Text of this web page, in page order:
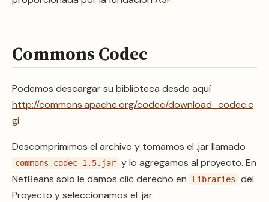
Commons Codec
Podemos descargar su biblioteca desde aquí
http://commons.apache.org/codec/download_codec.c
gi
Descomprimimos el archivo y tomamos el .jar llamado
commons-codec-1.5.jar y lo agregamos al proyecto. En
NetBeans solo le damos clic derecho en
Libraries
del
Proyecto y seleccionamos el .jar.